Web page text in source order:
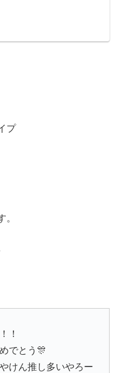
プ
。
！
でとう🎊
けん推し多いやろー